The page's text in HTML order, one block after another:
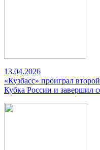
13.04.2026
«Кузбасс» проиграл
Кубка России и завершил